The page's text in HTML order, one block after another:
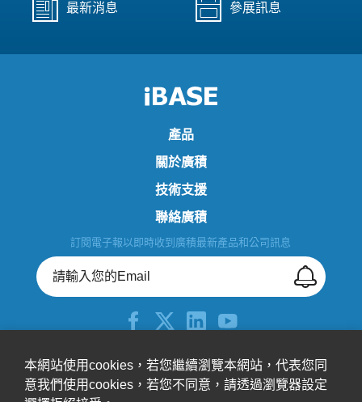
最新消息 參展訊息
產品
關於廣積
技術支援
聯絡廣積
訂閱電子報以即時收到廣積最新產品和公司訊息
+886-2-26557588
sales@ibase.com.tw
本網站使用cookies，若您繼續瀏覽本網站，代表您同
意我們使用cookies，若您不同意，請透過瀏覽器設定